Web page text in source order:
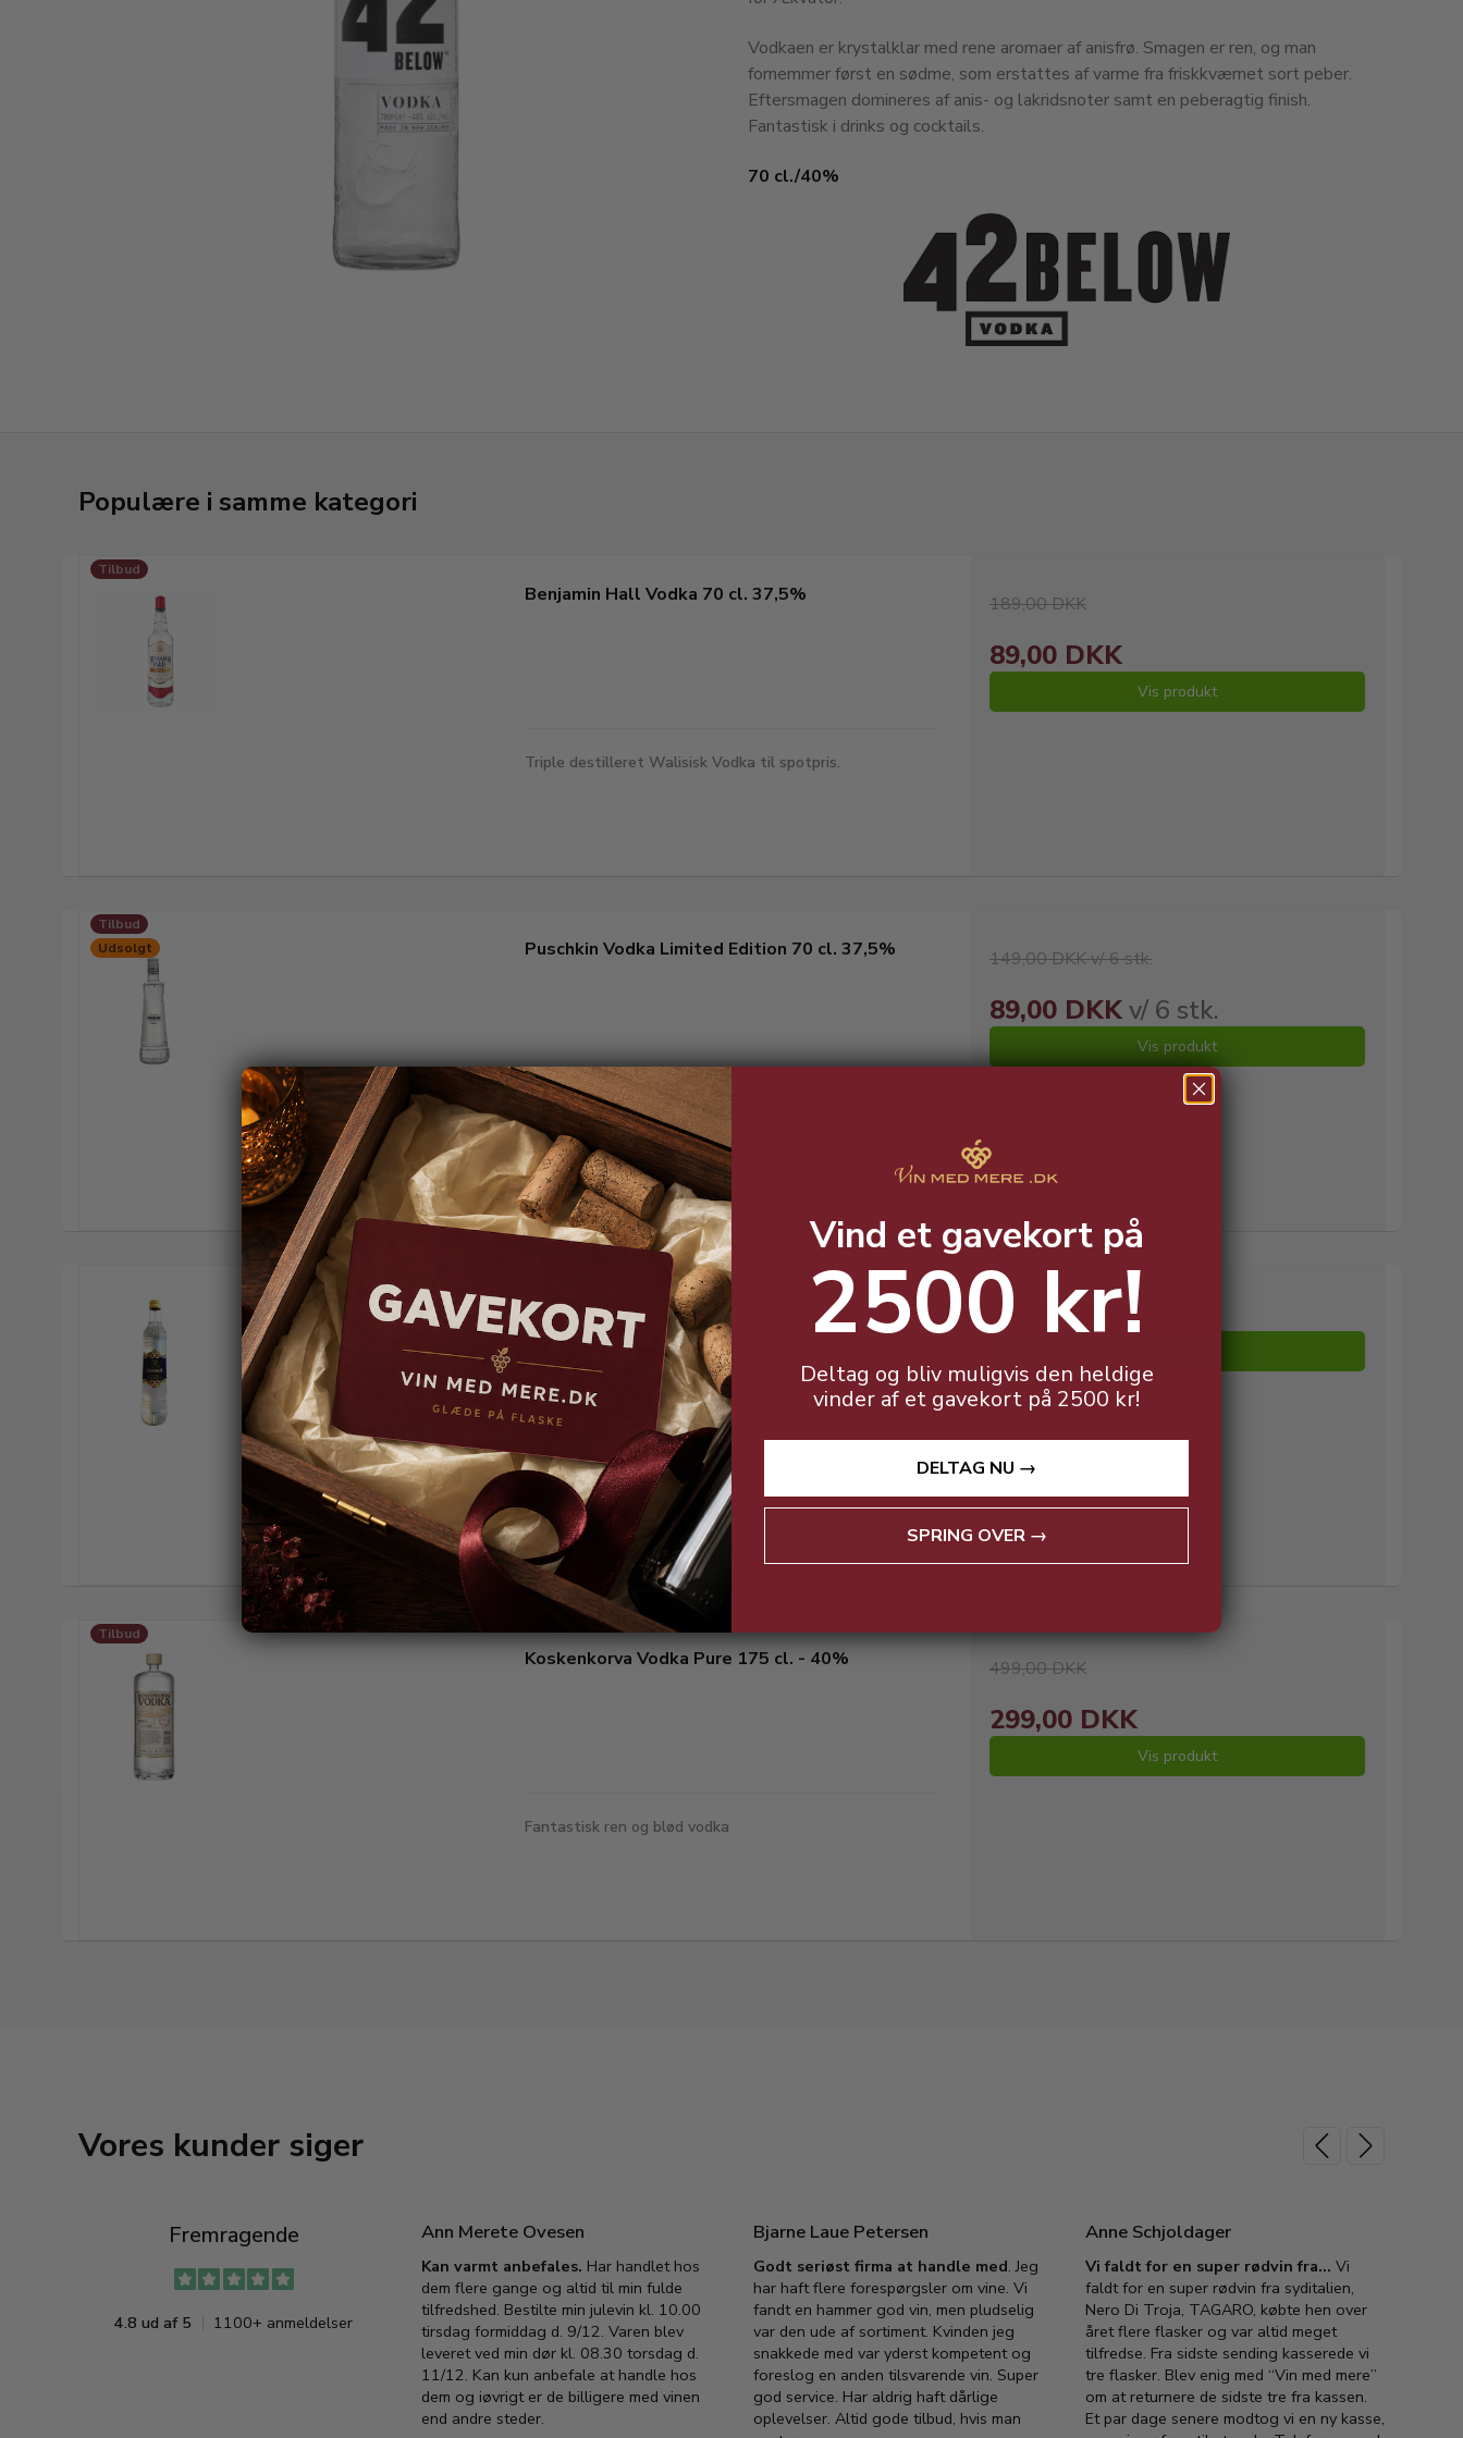
Vodkaen er krystalklar med rene aromaer af anisfrø. Smagen er ren, og man
fornemmer først en sødme, som erstattes af varme fra friskkværnet sort peber.
Eftersmagen domineres af anis- og lakridsnoter samt en peberagtig finish.
Fantastisk i drinks og cocktails.
70 cl./40%
Populære i samme kategori
Tilbud
Benjamin Hall Vodka 70 cl. 37,5%
Triple destilleret Walisisk Vodka til spotpris.
189,00 DKK
89,00 DKK
Vis produkt
Tilbud
Udsolgt
Puschkin Vodka Limited Edition 70 cl. 37,5%
Puschkin Vodka Limited Edition er en tysk vodka med et
russisk twist, opkaldt efter digteren Alexander Pushkin.
149,00 DKK v/ 6 stk.
89,00 DKKv/ 6 stk.
Vis produkt
Vostock Vodka 35 cl. - 37,5%
Klassisk vodka til en god pris
52,00 DKK
Tilbud
Koskenkorva Vodka Pure 175 cl. - 40%
Fantastisk ren og blød vodka
499,00 DKK
299,00 DKK
Vis produkt
Vores kunder siger
Fremragende
4.8 ud af 5 1100+ anmeldelser
Ann Merete Ovesen
Kan varmt anbefales. Har handlet hos
dem flere gange og altid til min fulde
tilfredshed. Bestilte min julevin kl. 10.00
tirsdag formiddag d. 9/12. Varen blev
leveret ved min dør kl. 08.30 torsdag d.
11/12. Kan kun anbefale at handle hos
dem og iøvrigt er de billigere med vinen
end andre steder.
Bjarne Laue Petersen
Godt seriøst firma at handle med. Jeg
har haft flere forespørgsler om vine. Vi
fandt en hammer god vin, men pludselig
var den ude af sortiment. Kvinden jeg
snakkede med var yderst kompetent og
foreslog en anden tilsvarende vin. Super
god service. Har aldrig haft dårlige
oplevelser. Altid gode tilbud, hvis man
Anne Schjoldager
Vi faldt for en super rødvin fra… Vi
faldt for en super rødvin fra syditalien,
Nero Di Troja, TAGARO, købte hen over
året flere flasker og var altid meget
tilfredse. Fra sidste sending kasserede vi
tre flasker. Blev enig med “Vin med mere”
om at returnere de sidste tre fra kassen.
Et par dage senere modtog vi en ny kasse,
Vind et gavekort på
2500 kr!
Deltag og bliv muligvis den heldige
vinder af et gavekort på 2500 kr!
DELTAG NU →
SPRING OVER →